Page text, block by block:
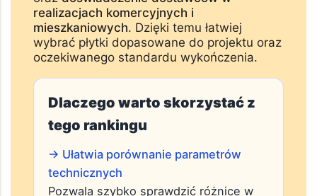
Analizując firmy obecne w rankingu,
możesz porównaćparametry techniczne
wzornictwo kolekcji,trwałość materiałów
orazdoświadczenie dostawców w
realizacjach komercyjnych i
mieszkaniowych. Dzięki temu łatwiej
wybrać płytki dopasowane do projektu oraz
oczekiwanego standardu wykończenia.
Dlaczego warto skorzystać z
tego rankingu